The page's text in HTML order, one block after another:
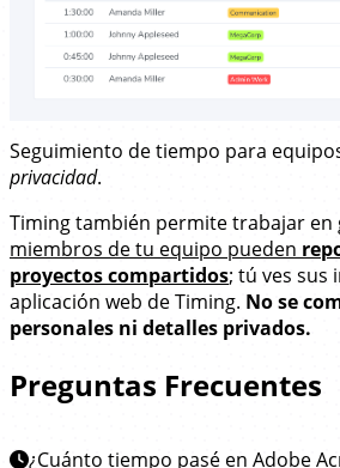
Seguimiento de tiempo para
privacidad.
Timing también permite trabajar en
miembros de tu equipo pueden
proyectos compartidos; tú ves sus
aplicación web de Timing. No se
personales ni detalles privados.
Preguntas Frecuentes
¿Cuánto tiempo pasé en Adobe